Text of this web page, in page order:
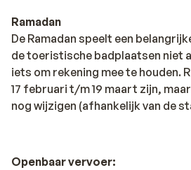
Ramadan
De Ramadan speelt een
de toeristische badplaatsen niet
iets om rekening mee te houden.
17 februari t/m 19 maart zijn,
nog wijzigen (afhankelijk van de
Openbaar vervoer: